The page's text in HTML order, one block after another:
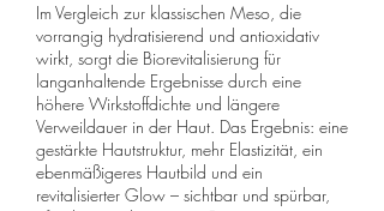
Im Vergleich zur klassischen Meso, die
vorrangig hydratisierend und antioxidativ
wirkt, sorgt die Biorevitalisierung für
langanhaltende Ergebnisse durch eine
höhere Wirkstoffdichte und längere
Verweildauer in der Haut. Das Ergebnis: eine
gestärkte Hautstruktur, mehr Elastizität, ein
ebenmäßigeres Hautbild und ein
revitalisierter Glow – sichtbar und spürbar,